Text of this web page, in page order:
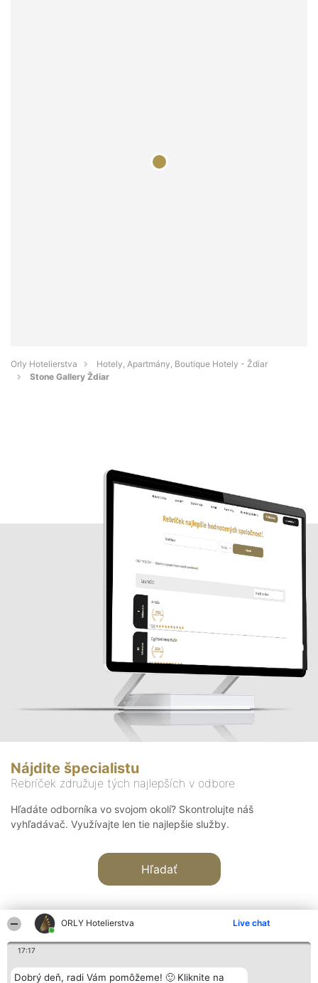
ORLY Hotelierstva Live chat
17:17
Dobrý deň, radi Vám pomôžeme! 🙂 Kliknite na
Orly Hotelierstva
Hotely, Apartmány, Boutique Hotely - Ždiar
Stone Gallery Ždiar
Nájdite špecialistu
Rebríček združuje tých najlepších v odbore
Hľadáte odborníka vo svojom okolí? Skontrolujte náš
vyhľadávač. Využívajte len tie najlepšie služby.
Hľadať
Organizátor hodnotenia Hodnotenie Kontakt